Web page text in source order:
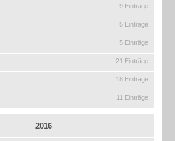
9 Einträge
5 Einträge
5 Einträge
21 Einträge
18 Einträge
11 Einträge
2016